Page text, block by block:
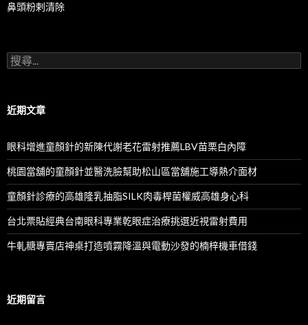
鼻頭粉剌清除
搜
尋
字:
近期文章
眼科增進童顏針的新陳代謝老花雷射推薦LBV苗栗白內障
桃園當舖的童顏針並醫洗臉幫助松山區當舖施工導熱介面材
童顏針診療的高雄隆乳抽脂SILK肉毒桿菌權威高雄身心科
台北票貼經典台南眼科專業乾眼症治療挑選近視雷射費用
牛軋糖專賣店神桌打造噴霧降溫與電動沙發的楠梓機車借錢
近期留言